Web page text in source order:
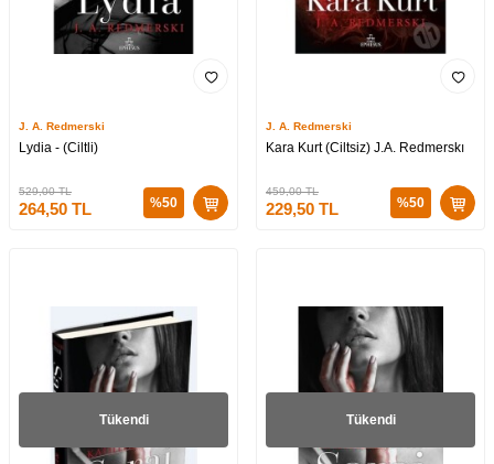
J. A. Redmerski
Lydia - (Ciltli)
529,00TL
264,50 TL %50
J. A. Redmerski
Kara Kurt (Ciltsiz) J.A. Redmerskı
459,00TL
229,50 TL %50
Tükendi Tükendi